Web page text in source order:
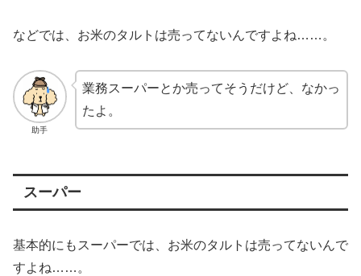
などでは、お米のタルトは売ってないんですよね……。
助手
業務スーパーとか売ってそうだけど、なかっ
たよ。
スーパー
基本的にもスーパーでは、お米のタルトは売ってないんで
すよね……。